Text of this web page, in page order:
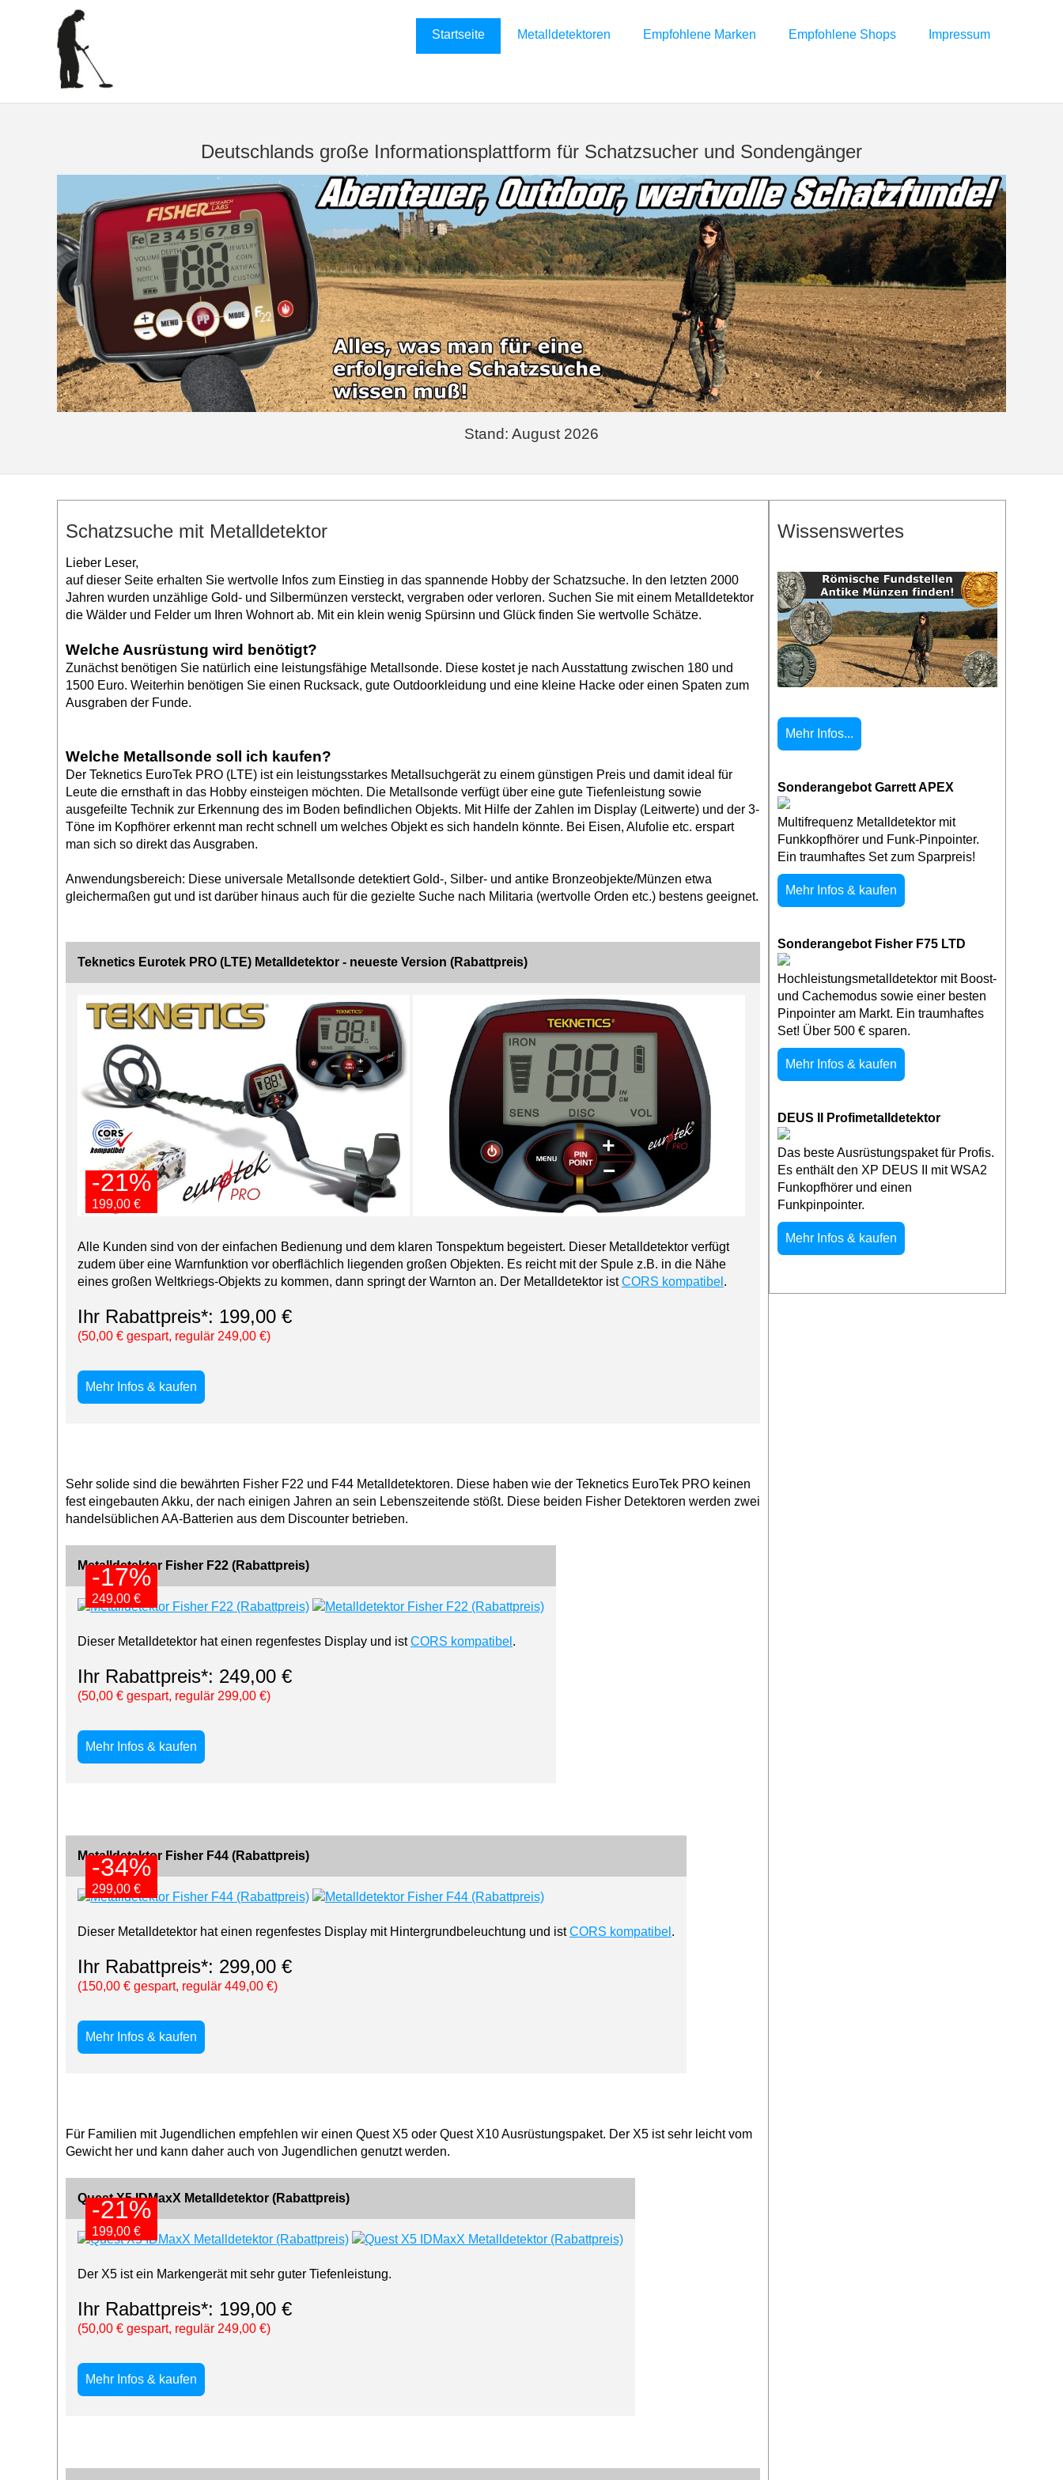
Startseite Metalldetektoren Empfohlene Marken Empfohlene Shops Impressum
Deutschlands große Informationsplattform für Schatzsucher und Sondengänger
Stand: August 2026
Schatzsuche mit Metalldetektor
Lieber Leser,
auf dieser Seite erhalten Sie wertvolle Infos zum Einstieg in das spannende Hobby der Schatzsuche. In den letzten 2000
Jahren wurden unzählige Gold- und Silbermünzen versteckt, vergraben oder verloren. Suchen Sie mit einem Metalldetektor
die Wälder und Felder um Ihren Wohnort ab. Mit ein klein wenig Spürsinn und Glück finden Sie wertvolle Schätze.
Welche Ausrüstung wird benötigt?
Zunächst benötigen Sie natürlich eine leistungsfähige Metallsonde. Diese kostet je nach Ausstattung zwischen 180 und
1500 Euro. Weiterhin benötigen Sie einen Rucksack, gute Outdoorkleidung und eine kleine Hacke oder einen Spaten zum
Ausgraben der Funde.
Welche Metallsonde soll ich kaufen?
Der Teknetics EuroTek PRO (LTE) ist ein leistungsstarkes Metallsuchgerät zu einem günstigen Preis und damit ideal für
Leute die ernsthaft in das Hobby einsteigen möchten. Die Metallsonde verfügt über eine gute Tiefenleistung sowie
ausgefeilte Technik zur Erkennung des im Boden befindlichen Objekts. Mit Hilfe der Zahlen im Display (Leitwerte) und der 3-
Töne im Kopfhörer erkennt man recht schnell um welches Objekt es sich handeln könnte. Bei Eisen, Alufolie etc. erspart
man sich so direkt das Ausgraben.
Anwendungsbereich: Diese universale Metallsonde detektiert Gold-, Silber- und antike Bronzeobjekte/Münzen etwa
gleichermaßen gut und ist darüber hinaus auch für die gezielte Suche nach Militaria (wertvolle Orden etc.) bestens geeignet.
Teknetics Eurotek PRO (LTE) Metalldetektor - neueste Version (Rabattpreis)
-21%
199,00 €
-21%
199,00 €
Alle Kunden sind von der einfachen Bedienung und dem klaren Tonspektum begeistert. Dieser Metalldetektor verfügt
zudem über eine Warnfunktion vor oberflächlich liegenden großen Objekten. Es reicht mit der Spule z.B. in die Nähe
eines großen Weltkriegs-Objekts zu kommen, dann springt der Warnton an. Der Metalldetektor istCORS kompatibel .
Ihr Rabattpreis*: 199,00 €
(50,00 € gespart, regulär 249,00 €)
Mehr Infos & kaufen
Sehr solide sind die bewährten Fisher F22 und F44 Metalldetektoren. Diese haben wie der Teknetics EuroTek PRO keinen
fest eingebauten Akku, der nach einigen Jahren an sein Lebenszeitende stößt. Diese beiden Fisher Detektoren werden zwei
handelsüblichen AA-Batterien aus dem Discounter betrieben.
Metalldetektor Fisher F22 (Rabattpreis)
-17%
249,00 €
-17%
249,00 €
Dieser Metalldetektor hat einen regenfestes Display und istCORS kompatibel .
Ihr Rabattpreis*: 249,00 €
(50,00 € gespart, regulär 299,00 €)
Mehr Infos & kaufen
Metalldetektor Fisher F44 (Rabattpreis)
-34%
299,00 €
-34%
299,00 €
Dieser Metalldetektor hat einen regenfestes Display mit Hintergrundbeleuchtung und istCORS kompatibel .
Ihr Rabattpreis*: 299,00 €
(150,00 € gespart, regulär 449,00 €)
Mehr Infos & kaufen
Für Familien mit Jugendlichen empfehlen wir einen Quest X5 oder Quest X10 Ausrüstungspaket. Der X5 ist sehr leicht vom
Gewicht her und kann daher auch von Jugendlichen genutzt werden.
Quest X5 IDMaxX Metalldetektor (Rabattpreis)
-21%
199,00 €
-21%
199,00 €
Der X5 ist ein Markengerät mit sehr guter Tiefenleistung.
Ihr Rabattpreis*: 199,00 €
(50,00 € gespart, regulär 249,00 €)
Mehr Infos & kaufen
Wissenswertes
Mehr Infos...
Sonderangebot Garrett APEX
Multifrequenz Metalldetektor mit
Funkkopfhörer und Funk-Pinpointer.
Ein traumhaftes Set zum Sparpreis!
Mehr Infos & kaufen
Sonderangebot Fisher F75 LTD
Hochleistungsmetalldetektor mit Boost-
und Cachemodus sowie einer besten
Pinpointer am Markt. Ein traumhaftes
Set! Über 500 € sparen.
Mehr Infos & kaufen
DEUS II Profimetalldetektor
Das beste Ausrüstungspaket für Profis.
Es enthält den XP DEUS II mit WSA2
Funkopfhörer und einen
Funkpinpointer.
Mehr Infos & kaufen